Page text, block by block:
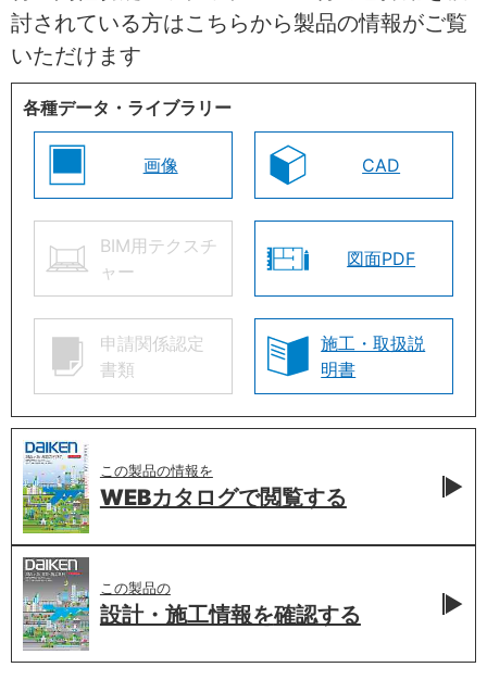
討されている方はこちらから製品の情報がご覧
いただけます
各種データ・ライブラリー
画像 CAD
BIM用テクスチ
ャー
図面PDF
申請関係認定
書類
施工・取扱説
明書
この製品の情報を
WEBカタログで閲覧する
この製品の
設計・施工情報を確認する